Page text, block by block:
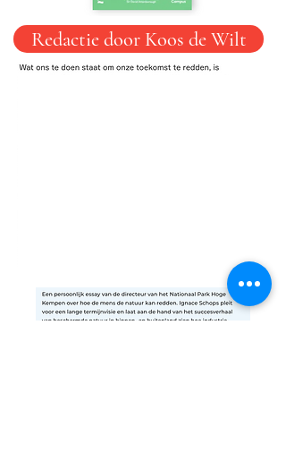
Redactie door Koos de Wilt